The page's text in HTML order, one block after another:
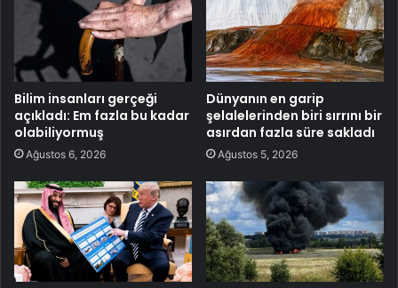
Bilim insanları gerçeği
açıkladı: Em fazla bu kadar
olabiliyormuş
Ağustos 6, 2026
Dünyanın en garip
şelalelerinden biri sırrını bir
asırdan fazla süre sakladı
Ağustos 5, 2026